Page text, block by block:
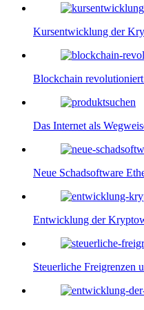
Kursentwicklung der
Blockchain
Das Internet als
Neue Schadsoftware
Entwicklung der
Steuerliche